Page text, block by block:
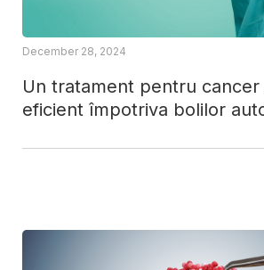
Un tratament pentru cancer
eficient împotriva bolilor
December 28, 2024